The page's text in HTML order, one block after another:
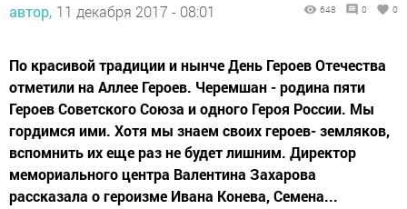
автор, 11 декабря 2017 - 08:01 648 0 0
По красивой традиции и нынче День Героев Отечества
отметили на Аллее Героев. Черемшан - родина пяти
Героев Советского Союза и одного Героя России. Мы
гордимся ими. Хотя мы знаем своих героев- земляков,
вспомнить их еще раз не будет лишним. Директор
мемориального центра Валентина Захарова
рассказала о героизме Ивана Конева, Семена...